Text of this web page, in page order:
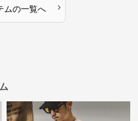
ムの一覧へ ›